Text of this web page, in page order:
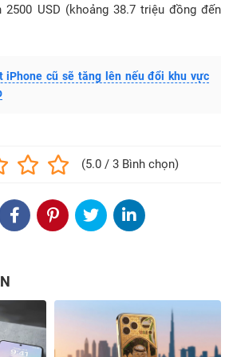
2500 USD (khoảng 38.7 triệu đồng đến
iPhone cũ sẽ tăng lên nếu đổi khu vực
(5.0 / 3 Bình chọn)